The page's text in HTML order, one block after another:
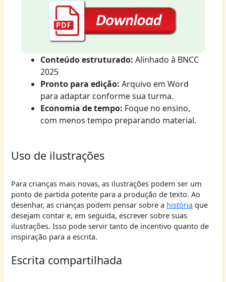
Conteúdo estruturado: Alinhado à BNCC
2025
Pronto para edição: Arquivo em Word
para adaptar conforme sua turma.
Economia de tempo: Foque no ensino,
com menos tempo preparando material.
Uso de ilustrações
Para crianças mais novas, as ilustrações podem ser um
ponto de partida potente para a produção de texto. Ao
desenhar, as crianças podem pensar sobre a história que
desejam contar e, em seguida, escrever sobre suas
ilustrações. Isso pode servir tanto de incentivo quanto de
inspiração para a escrita.
Escrita compartilhada